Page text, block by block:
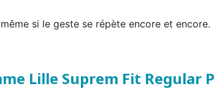
si le geste se répète encore et encore.
Lille Suprem Fit Regular